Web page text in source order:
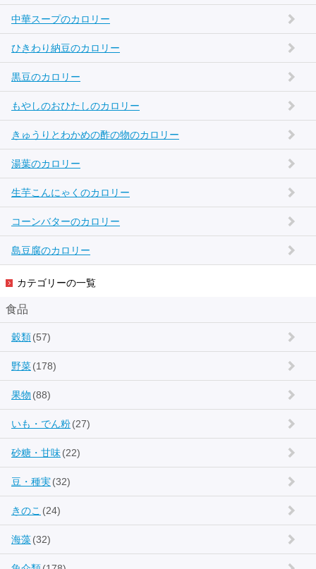
中華スープのカロリー
ひきわり納豆のカロリー
黒豆のカロリー
もやしのおひたしのカロリー
きゅうりとわかめの酢の物のカロリー
湯葉のカロリー
生芋こんにゃくのカロリー
コーンバターのカロリー
島豆腐のカロリー
カテゴリーの一覧
食品
穀類(57)
野菜(178)
果物 (88)
いも・でん粉(27)
砂糖・甘味(22)
豆・種実(32)
きのこ (24)
海藻(32)